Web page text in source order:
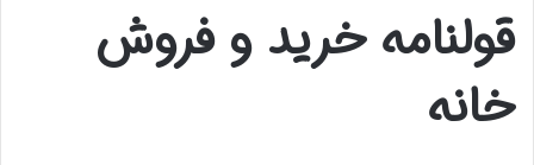
قولنامه خرید و فروش
خانه